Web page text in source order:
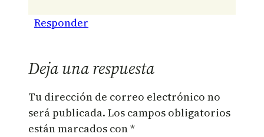
Responder
Deja una respuesta
Tu dirección de correo electrónico no
será publicada. Los campos obligatorios
están marcados con*